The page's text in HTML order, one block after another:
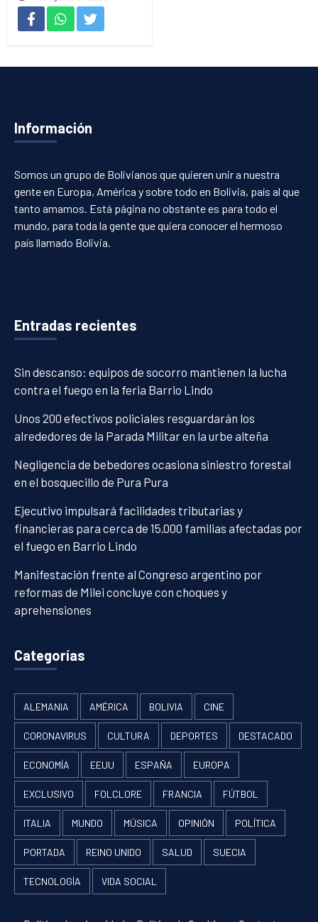
Información
Somos un grupo de Bolivianos que quieren unir a nuestra
gente en Europa, América y sobre todo en Bolivia, país al que
tanto amamos. Está página no obstante es para todo el
mundo, para toda la gente que quiera conocer el hermoso
país llamado Bolivia.
Entradas recientes
Sin descanso: equipos de socorro mantienen la lucha
contra el fuego en la feria Barrio Lindo
Unos 200 efectivos policiales resguardarán los
alrededores de la Parada Militar en la urbe alteña
Negligencia de bebedores ocasiona siniestro forestal
en el bosquecillo de Pura Pura
Ejecutivo impulsará facilidades tributarias y
financieras para cerca de 15.000 familias afectadas por
el fuego en Barrio Lindo
Manifestación frente al Congreso argentino por
reformas de Milei concluye con choques y
aprehensiones
Categorías
ALEMANIA AMÉRICA BOLIVIA CINE
CORONAVIRUS CULTURA DEPORTES DESTACADO
ECONOMÍA EEUU ESPAÑA EUROPA
EXCLUSIVO FOLCLORE FRANCIA FÚTBOL
ITALIA MUNDO MÚSICA OPINIÓN POLÍTICA
PORTADA REINO UNIDO SALUD SUECIA
TECNOLOGÍA VIDA SOCIAL